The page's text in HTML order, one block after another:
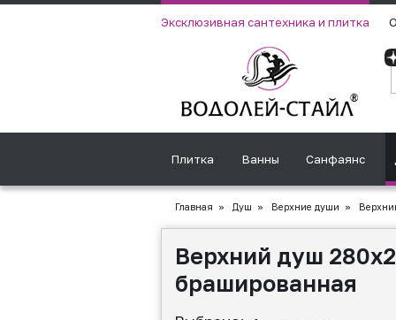
Эксклюзивная сантехника и плитка
Плитка Ванны Санфаянс
Главная » Душ » Верхние души »
Верхний душ
брашированная